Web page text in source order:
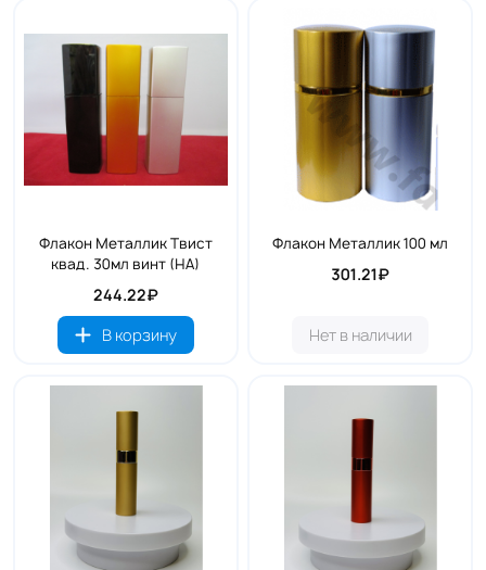
Флакон Металлик Твист
квад. 30мл винт (НА)
244.22₽
В корзину
Флакон Металлик 100 мл
301.21₽
Нет в наличии